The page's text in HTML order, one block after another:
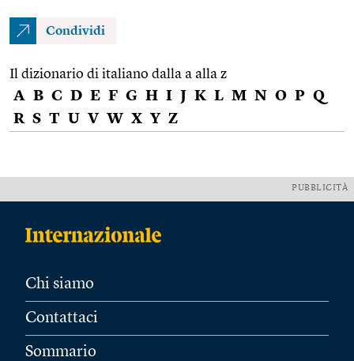
Condividi
Il dizionario di italiano dalla a alla z
A B C D E F G H I J K L M N O P Q
R S T U V W X Y Z
PUBBLICITÀ
Chi siamo
Contattaci
Sommario